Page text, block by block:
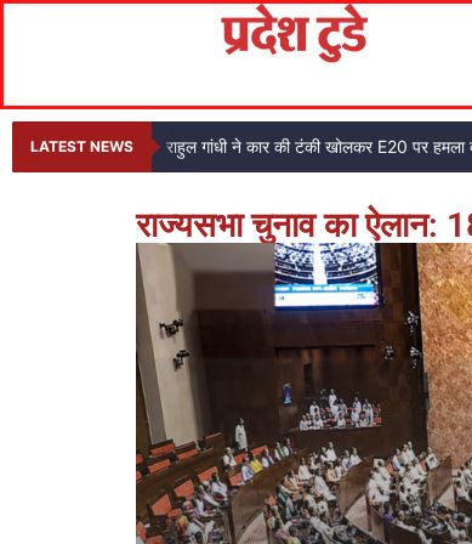
LATEST NEWS राहुल गांधी ने कार की टंकी खोलकर E20 पर हमला
राज्यसभा चुनाव का ऐलान: